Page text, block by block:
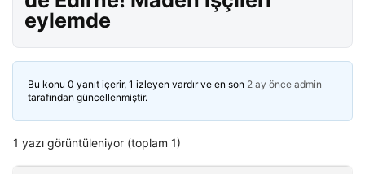
eylemde
Bu konu 0 yanıt içerir, 1 izleyen vardır ve en son 2 ay önce admin
tarafından güncellenmiştir.
1 yazı görüntüleniyor (toplam 1)